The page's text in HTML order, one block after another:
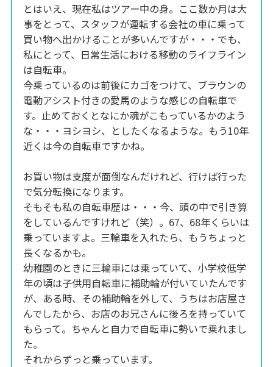
とはいえ、現在私はツアー中の身。ここ数か月は大
事をとって、スタッフが運転する会社の車に乗って
買い物へ出かけることが多いんですが・・・でも、
私にとって、日常生活における移動のライフライン
は自転車。
今乗っているのは前後にカゴをつけて、ブラウンの
電動アシスト付きの愛馬のような感じの自転車で
す。止めておくとなにか魂がこもっているかのよう
な・・・ヨシヨシ、としたくなるような。もう10年
近くは今の自転車ですかね。
お買い物は支度が面倒なんだけれど、行けば行った
で気分転換になります。
そもそも私の自転車歴は・・・今、頭の中で引き算
をしているんですけれど（笑）。67、68年くらいは
乗っていますよ。三輪車を入れたら、もうちょっと
長くなるかも。
幼稚園のときに三輪車には乗っていて、小学校低学
年の頃は子供用自転車に補助輪が付いていたんです
が、ある時、その補助輪を外して、うちはお店屋さ
んでしたから、お店のお兄さんに後ろを持っていて
もらって。ちゃんと自力で自転車に勢いで乗れまし
た。
それからずっと乗っています。